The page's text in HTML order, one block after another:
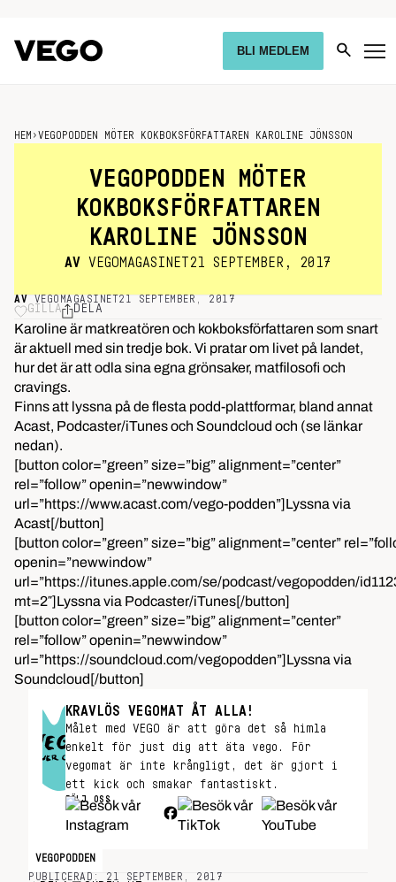
BLI MEDLEM
HEM ›VEGOPODDEN MÖTER KOKBOKSFÖRFATTAREN KAROLINE JÖNSSON
VEGOPODDEN MÖTER
KOKBOKSFÖRFATTAREN
KAROLINE JÖNSSON
AV VEGOMAGASINET 21 SEPTEMBER, 2017
AV VEGOMAGASINET21 SEPTEMBER, 2017
GILLA DELA
Karoline är matkreatören och kokboksförfattaren som snart
är aktuell med sin tredje bok. Vi pratar om livet på landet,
hur det är att odla sina egna grönsaker, matfilosofi och
cravings.
Finns att lyssna på de flesta podd-plattformar, bland annat
Acast, Podcaster/iTunes och Soundcloud och (se länkar
nedan).
[button color=”green” size=”big” alignment=”center”
rel=”follow” openin=”newwindow”
url=”https://www.acast.com/vego-podden”]Lyssna via
Acast[/button]
[button color=”green” size=”big” alignment=”center”
openin=”newwindow”
url=”https://itunes.apple.com/se/podcast/vegopodden/
mt=2″]Lyssna via Podcaster/iTunes[/button]
[button color=”green” size=”big” alignment=”center”
rel=”follow” openin=”newwindow”
url=”https://soundcloud.com/vegopodden”]Lyssna via
Soundcloud[/button]
KRAVLÖS VEGOMAT ÅT ALLA!
Målet med VEGO är att göra det så himla
enkelt för just dig att äta vego. För
vegomat är inte krångligt, det är gjort i
ett kick och smakar fantastiskt.
FÖLJ OSS
VEGOPODDEN
PUBLICERAD: 21 SEPTEMBER, 2017